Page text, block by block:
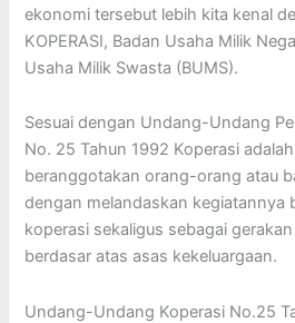
ekonomi tersebut lebih kita kenal
KOPERASI, Badan Usaha Milik
Usaha Milik Swasta (BUMS).
Sesuai dengan Undang-Undang
No. 25 Tahun 1992 Koperasi
beranggotakan orang-orang atau
dengan melandaskan kegiatannya
koperasi sekaligus sebagai
berdasar atas asas kekeluargaan.
Undang-Undang Koperasi No.25